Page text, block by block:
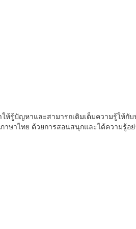
รู้ปัญหาและสามารถเติมเต็มความรู้ให้กับ
าษาไทย ด้วยการสอนสนุกและได้ความรู้